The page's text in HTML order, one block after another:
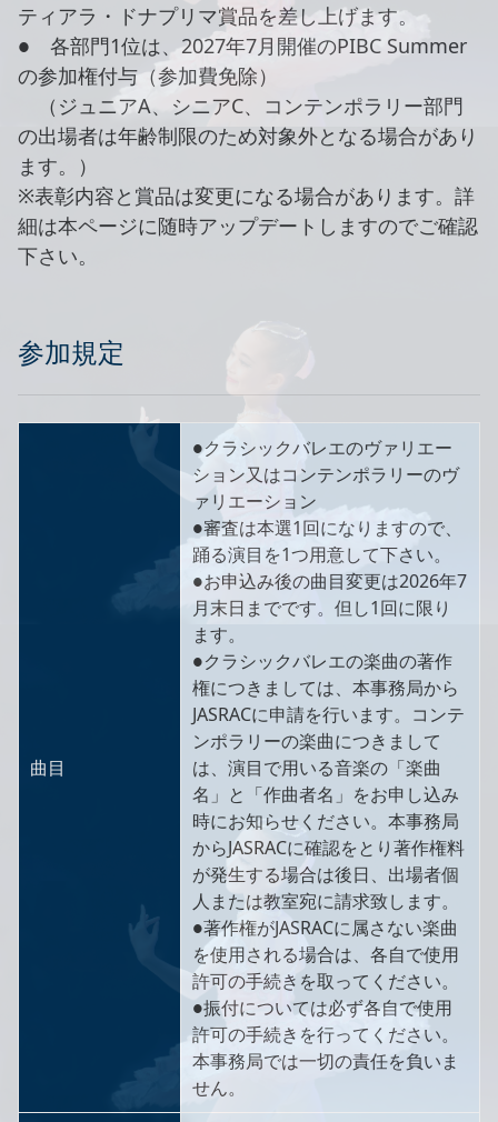
ティアラ・ドナプリマ賞品を差し上げます。
● 各部門1位は、2027年7月開催のPIBC Summer
の参加権付与（参加費免除）
（ジュニアA、シニアC、コンテンポラリー部門
の出場者は年齢制限のため対象外となる場合があり
ます。）
※表彰内容と賞品は変更になる場合があります。詳
細は本ページに随時アップデートしますのでご確認
下さい。
参加規定
曲目
●クラシックバレエのヴァリエー
ション又はコンテンポラリーのヴ
ァリエーション
●審査は本選1回になりますので、
踊る演目を1つ用意して下さい。
●お申込み後の曲目変更は2026年7
月末日までです。但し1回に限り
ます。
●クラシックバレエの楽曲の著作
権につきましては、本事務局から
JASRACに申請を行います。コンテ
ンポラリーの楽曲につきまして
は、演目で用いる音楽の「楽曲
名」と「作曲者名」をお申し込み
時にお知らせください。本事務局
からJASRACに確認をとり著作権料
が発生する場合は後日、出場者個
人または教室宛に請求致します。
●著作権がJASRACに属さない楽曲
を使用される場合は、各自で使用
許可の手続きを取ってください。
●振付については必ず各自で使用
許可の手続きを行ってください。
本事務局では一切の責任を負いま
せん。